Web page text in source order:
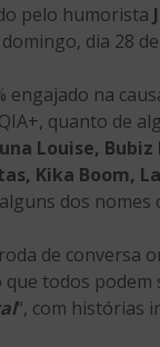
pelo humorista
dia 28
engajado na
quanto de
Louise,
Kika Boom,
dos nomes
de conversa
que todos podem
“, com histórias